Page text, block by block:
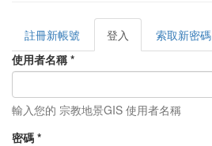
主要索引標籤
註冊新帳號 登入
籤)
索取新密碼
使用者名稱 *
輸入您的 宗教地景GIS 使用者名稱
密碼 *